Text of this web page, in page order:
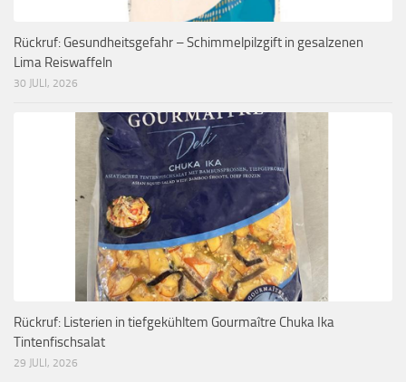
Rückruf: Gesundheitsgefahr – Schimmelpilzgift in gesalzenen
Lima Reiswaffeln
30 JULI, 2026
Rückruf: Listerien in tiefgekühltem Gourmaître Chuka Ika
Tintenfischsalat
29 JULI, 2026